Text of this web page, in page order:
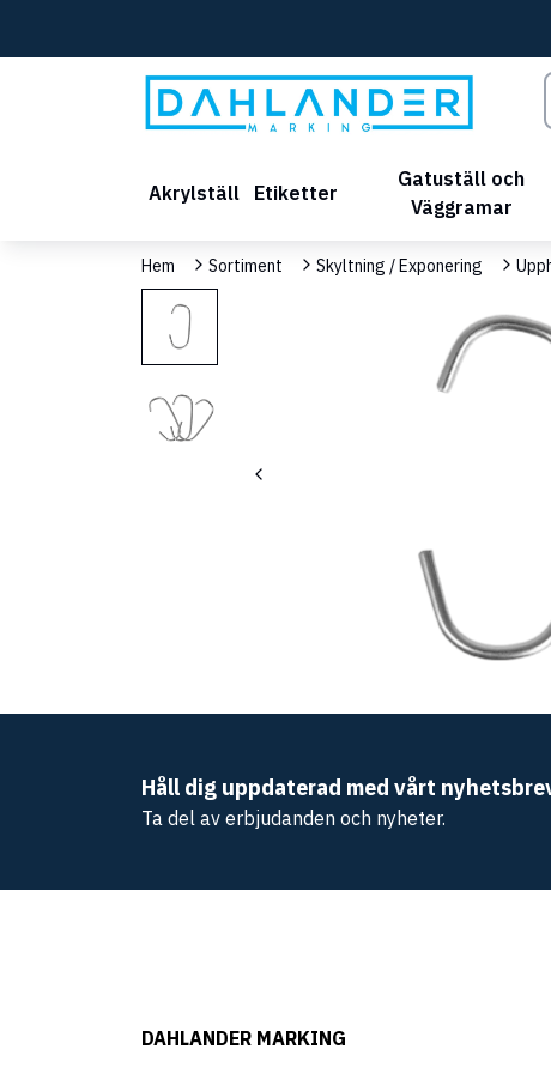
Akrylställ Etiketter
Gatuställ och
Väggramar
Hem Sortiment Skyltning / Exponering
Håll dig uppdaterad med vårt
Ta del av erbjudanden och nyheter.
DAHLANDER MARKING